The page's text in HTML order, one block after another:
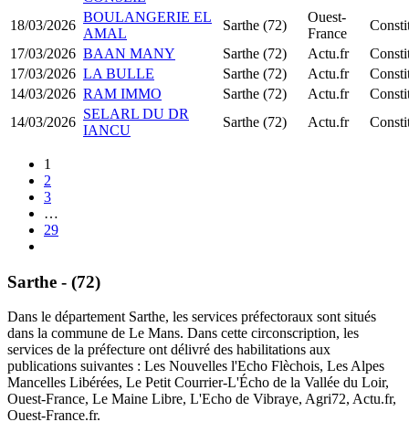
18/03/2026
BOULANGERIE EL
AMAL
Sarthe (72)
Ouest-
France
17/03/2026 BAAN MANY Sarthe (72) Actu.fr
17/03/2026 LA BULLE Sarthe (72) Actu.fr
14/03/2026 RAM IMMO Sarthe (72) Actu.fr
14/03/2026
SELARL DU DR
IANCU
Sarthe (72) Actu.fr
1
2
3
…
29
Sarthe - (72)
Dans le département Sarthe, les services préfectoraux sont situés
dans la commune de Le Mans. Dans cette circonscription, les
services de la préfecture ont délivré des habilitations aux
publications suivantes : Les Nouvelles l'Echo Flèchois, Les Alpes
Mancelles Libérées, Le Petit Courrier-L'Écho de la Vallée du Loir,
Ouest-France, Le Maine Libre, L'Echo de Vibraye, Agri72, Actu.fr,
Ouest-France.fr.